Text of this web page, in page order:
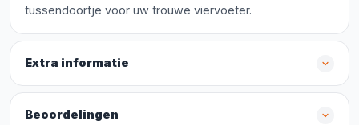
tussendoortje voor uw trouwe viervoeter.
Extra informatie
Beoordelingen